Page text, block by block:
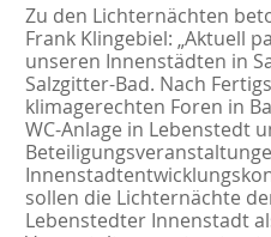
Zu den Lichternächten
Frank Klingebiel: „Aktuell
unseren Innenstädten in
Salzgitter-Bad. Nach
klimagerechten Foren in
WC-Anlage in Lebenstedt
sollen die Lichternächte
Lebenstedter Innenstadt